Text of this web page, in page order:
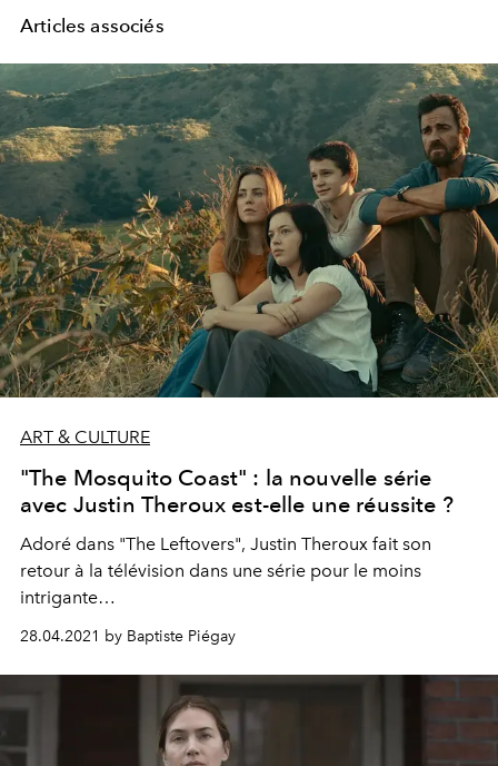
Articles associés
ART & CULTURE
"The Mosquito Coast" : la nouvelle série
avec Justin Theroux est-elle une réussite ?
Adoré dans "The Leftovers", Justin Theroux fait son
retour à la télévision dans une série pour le moins
intrigante…
28.04.2021 by Baptiste Piégay